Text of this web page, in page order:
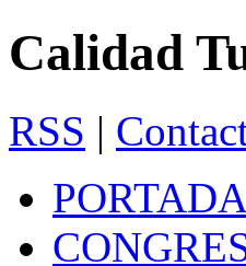
Calidad
RSS |
PORTADA